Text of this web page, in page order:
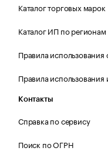
Каталог торговых марок
Каталог ИП по регионам
Правила использования
Правила
Контакты
Справка по сервису
Поиск по ОГРН